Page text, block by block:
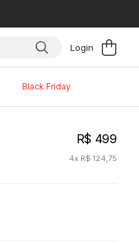
Black Friday
R$ 499
4x R$ 124,75